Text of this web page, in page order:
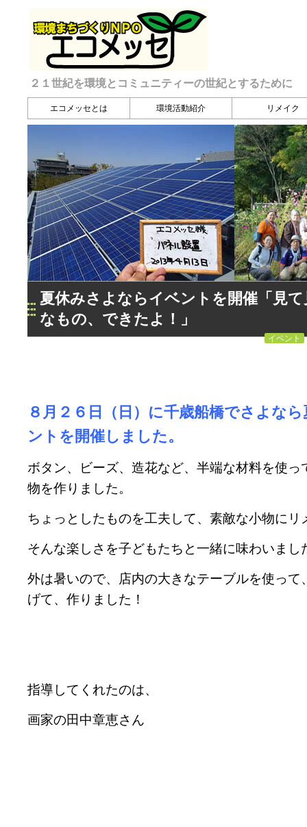
２１世紀を環境とコミュニティーの世紀とするために
エコメッセとは 環境活動紹介 リメイク
夏休みさよならイベントを開催「見
なもの、できたよ！」
イベント
８月２６日（日）に千歳船橋でさよな
ントを開催しました。
ボタン、ビーズ、造花など、半端な材料を使っ
物を作りました。
ちょっとしたものを工夫して、素敵な小物にリ
そんな楽しさを子どもたちと一緒に味わいまし
外は暑いので、店内の大きなテーブルを使って
げて、作りました！
指導してくれたのは、
画家の田中章恵さん